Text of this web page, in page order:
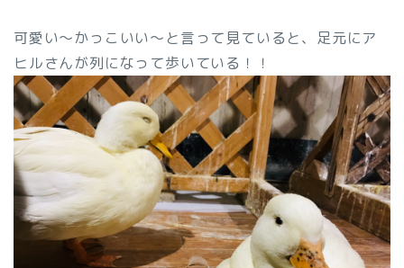
可愛い～かっこいい～と言って見ていると、足元にア
ヒルさんが列になって歩いている！！